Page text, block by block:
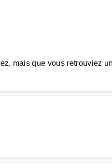
mais que vous retrouviez